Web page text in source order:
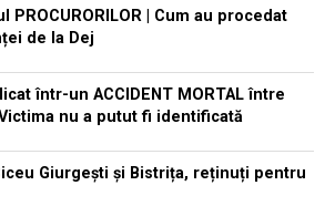
PROCURORILOR | Cum au procedat
de la Dej
într-un ACCIDENT MORTAL între
nu a putut fi identificată
Giurgești și Bistrița, reținuți pentru